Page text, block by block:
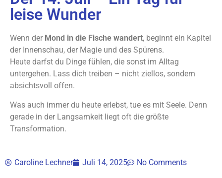
leise Wunder
Wenn der Mond in die Fische wandert, beginnt ein Kapitel
der Innenschau, der Magie und des Spürens.
Heute darfst du Dinge fühlen, die sonst im Alltag
untergehen. Lass dich treiben – nicht ziellos, sondern
absichtsvoll offen.
Was auch immer du heute erlebst, tue es mit Seele. Denn
gerade in der Langsamkeit liegt oft die größte
Transformation.
Caroline Lechner Juli 14, 2025 No Comments